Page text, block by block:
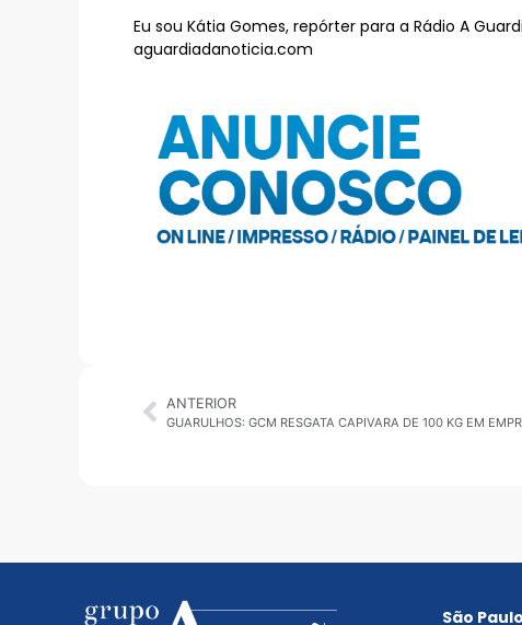
Eu sou Kátia Gomes, repórter para a Rádio A
aguardiadanoticia.com
ANTERIOR
GUARULHOS: GCM RESGATA CAPIVARA DE 100 KG EM
São Paulo